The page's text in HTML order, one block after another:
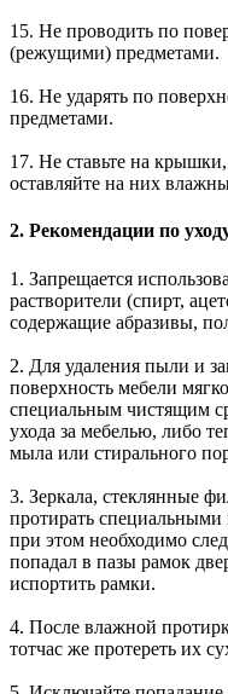
15. Не проводить по
(режущими) предметами.
16. Не ударять по
предметами.
17. Не ставьте на
оставляйте на них
2. Рекомендации по
1. Запрещается
растворители (спирт,
содержащие абразивы,
2. Для удаления пыли и
поверхность мебели
специальным чистящим
ухода за мебелью, либо
мыла или стирального
3. Зеркала, стеклянные
протирать
при этом необходимо
попадал в пазы рамок
испортить рамки.
4. После влажной
тотчас же протереть их